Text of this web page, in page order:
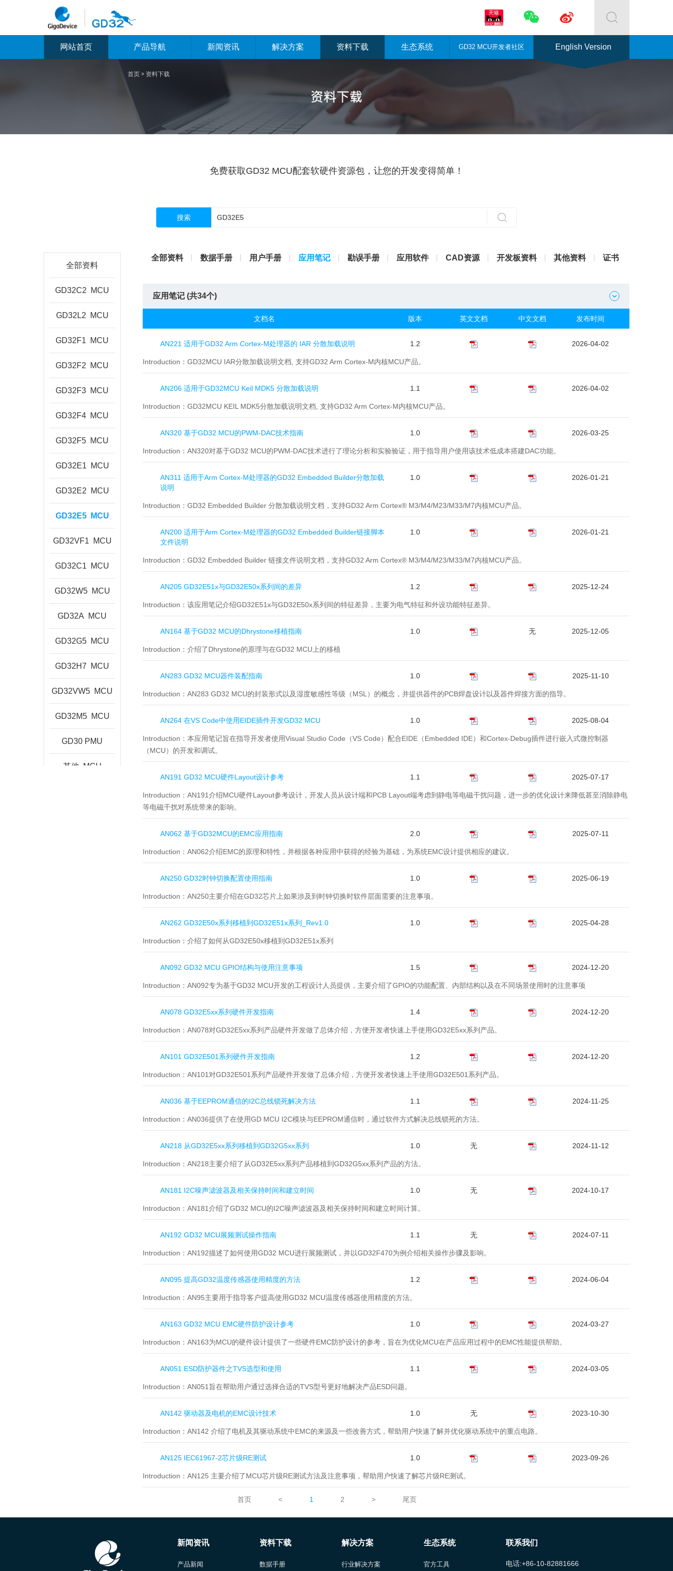

 
网站首页 产品导航 新闻资讯 解决方案 资料下载 生态系统 GD32 MCU开发者社区 English Version
首页  资料下载
免费获取GD32 MCU配套软硬件资源包，让您的开发变得简单！
搜索 
全部资料
GD32C2 MCU
GD32L2 MCU
GD32F1 MCU
GD32F2 MCU
GD32F3 MCU
GD32F4 MCU
GD32F5 MCU
GD32E1 MCU
GD32E2 MCU
GD32E5 MCU
GD32VF1 MCU
GD32C1 MCU
GD32W5 MCU
GD32A MCU
GD32G5 MCU
GD32H7 MCU
GD32VW5 MCU
GD32M5 MCU
GD30 PMU
其他 MCU
全部资料 数据手册 用户手册 应用笔记 勘误手册 应用软件 CAD资源 开发板资料 其他资料 证书
应用笔记 (共34个) 
文档名 版本 英文文档 中文文档 发布时间
AN221 适用于GD32 Arm Cortex-M处理器的 IAR 分散加载说明 1.2 2026-04-02
Introduction： GD32MCU IAR分散加载说明文档, 支持GD32 Arm Cortex-M内核MCU产品。
AN206 适用于GD32MCU Keil MDK5 分散加载说明 1.1 2026-04-02
Introduction： GD32MCU KEIL MDK5分散加载说明文档, 支持GD32 Arm Cortex-M内核MCU产品。
AN320 基于GD32 MCU的PWM-DAC技术指南 1.0 2026-03-25
Introduction： AN320对基于GD32 MCU的PWM-DAC技术进行了理论分析和实验验证，用于指导用户使用该技术低成本搭建DAC功能。
AN311 适用于Arm Cortex-M处理器的GD32 Embedded Builder分散加载
说明
1.0 2026-01-21
Introduction： GD32 Embedded Builder 分散加载说明文档，支持GD32 Arm Cortex® M3/M4/M23/M33/M7内核MCU产品。
AN200 适用于Arm Cortex-M处理器的GD32 Embedded Builder链接脚本
文件说明
1.0 2026-01-21
Introduction： GD32 Embedded Builder 链接文件说明文档，支持GD32 Arm Cortex® M3/M4/M23/M33/M7内核MCU产品。
AN205 GD32E51x与GD32E50x系列间的差异 1.2 2025-12-24
Introduction： 该应用笔记介绍GD32E51x与GD32E50x系列间的特征差异，主要为电气特征和外设功能特征差异。
AN164 基于GD32 MCU的Dhrystone移植指南 1.0 无 2025-12-05
Introduction： 介绍了Dhrystone的原理与在GD32 MCU上的移植
AN283 GD32 MCU器件装配指南 1.0 2025-11-10
Introduction： AN283 GD32 MCU的封装形式以及湿度敏感性等级（MSL）的概念，并提供器件的PCB焊盘设计以及器件焊接方面的指导。
AN264 在VS Code中使用EIDE插件开发GD32 MCU 1.0 2025-08-04
Introduction： 本应用笔记旨在指导开发者使用Visual Studio Code（VS Code）配合EIDE（Embedded IDE）和Cortex-Debug插件进行嵌入式微控制器
（MCU）的开发和调试。
AN191 GD32 MCU硬件Layout设计参考 1.1 2025-07-17
Introduction： AN191介绍MCU硬件Layout参考设计，开发人员从设计端和PCB Layout端考虑到静电等电磁干扰问题，进一步的优化设计来降低甚至消除静电
等电磁干扰对系统带来的影响。
AN062 基于GD32MCU的EMC应用指南 2.0 2025-07-11
Introduction： AN062介绍EMC的原理和特性，并根据各种应用中获得的经验为基础，为系统EMC设计提供相应的建议。
AN250 GD32时钟切换配置使用指南 1.0 2025-06-19
Introduction： AN250主要介绍在GD32芯片上如果涉及到时钟切换时软件层面需要的注意事项。
AN262 GD32E50x系列移植到GD32E51x系列_Rev1.0 1.0 2025-04-28
Introduction： 介绍了如何从GD32E50x移植到GD32E51x系列
AN092 GD32 MCU GPIO结构与使用注意事项 1.5 2024-12-20
Introduction： AN092专为基于GD32 MCU开发的工程设计人员提供，主要介绍了GPIO的功能配置、内部结构以及在不同场景使用时的注意事项
AN078 GD32E5xx系列硬件开发指南 1.4 2024-12-20
Introduction： AN078对GD32E5xx系列产品硬件开发做了总体介绍，方便开发者快速上手使用GD32E5xx系列产品。
AN101 GD32E501系列硬件开发指南 1.2 2024-12-20
Introduction： AN101对GD32E501系列产品硬件开发做了总体介绍，方便开发者快速上手使用GD32E501系列产品。
AN036 基于EEPROM通信的I2C总线锁死解决方法 1.1 2024-11-25
Introduction： AN036提供了在使用GD MCU I2C模块与EEPROM通信时，通过软件方式解决总线锁死的方法。
AN218 从GD32E5xx系列移植到GD32G5xx系列 1.0 无 2024-11-12
Introduction： AN218主要介绍了从GD32E5xx系列产品移植到GD32G5xx系列产品的方法。
AN181 I2C噪声滤波器及相关保持时间和建立时间 1.0 无 2024-10-17
Introduction： AN181介绍了GD32 MCU的I2C噪声滤波器及相关保持时间和建立时间计算。
AN192 GD32 MCU展频测试操作指南 1.1 无 2024-07-11
Introduction： AN192描述了如何使用GD32 MCU进行展频测试，并以GD32F470为例介绍相关操作步骤及影响。
AN095 提高GD32温度传感器使用精度的方法 1.2 2024-06-04
Introduction： AN95主要用于指导客户提高使用GD32 MCU温度传感器使用精度的方法。
AN163 GD32 MCU EMC硬件防护设计参考 1.0 2024-03-27
Introduction： AN163为MCU的硬件设计提供了一些硬件EMC防护设计的参考，旨在为优化MCU在产品应用过程中的EMC性能提供帮助。
AN051 ESD防护器件之TVS选型和使用 1.1 2024-03-05
Introduction： AN051旨在帮助用户通过选择合适的TVS型号更好地解决产品ESD问题。
AN142 驱动器及电机的EMC设计技术 1.0 无 2023-10-30
Introduction： AN142 介绍了电机及其驱动系统中EMC的来源及一些改善方式，帮助用户快速了解并优化驱动系统中的重点电路。
AN125 IEC61967-2芯片级RE测试 1.0 2023-09-26
Introduction： AN125 主要介绍了MCU芯片级RE测试方法及注意事项，帮助用户快速了解芯片级RE测试。
首页 < 1 2 > 尾页
新闻资讯
产品新闻
资料下载
数据手册
解决方案
行业解决方案
生态系统
官方工具
联系我们
电话:+86-10-82881666